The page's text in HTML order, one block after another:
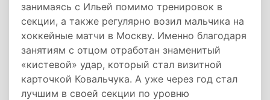
занимаясь с Ильей помимо тренировок в
секции, а также регулярно возил мальчика на
хоккейные матчи в Москву. Именно благодаря
занятиям с отцом отработан знаменитый
«кистевой» удар, который стал визитной
карточкой Ковальчука. А уже через год стал
лучшим в своей секции по уровню